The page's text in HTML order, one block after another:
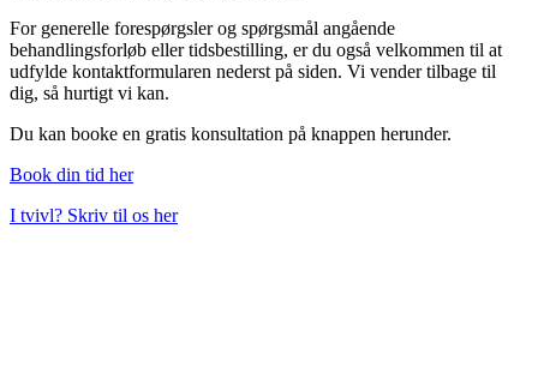
For generelle forespørgsler og spørgsmål angående
behandlingsforløb eller tidsbestilling, er du også velkommen til at
udfylde kontaktformularen nederst på siden. Vi vender tilbage til
dig, så hurtigt vi kan.
Du kan booke en gratis konsultation på knappen herunder.
Book din tid her
I tvivl? Skriv til os her